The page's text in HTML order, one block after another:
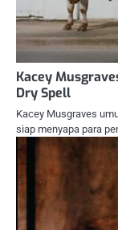
Kacey
Dry Spell
Kacey Musgraves
siap menyapa para